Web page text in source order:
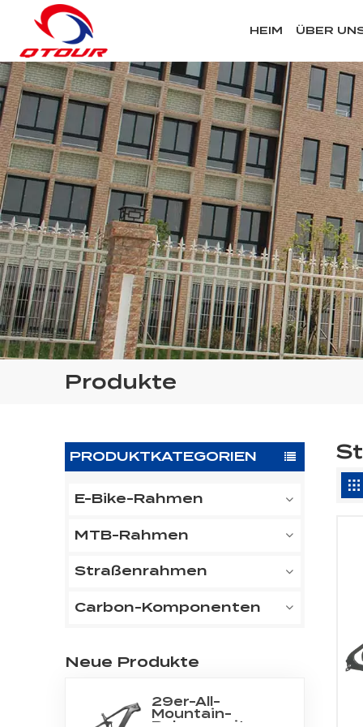
HEIM ÜBER
Produkte
PRODUKTKATEGORIEN
E-Bike-Rahmen
MTB-Rahmen
Straßenrahmen
Carbon-Komponenten
Neue Produkte
29er-All-
Mountain-